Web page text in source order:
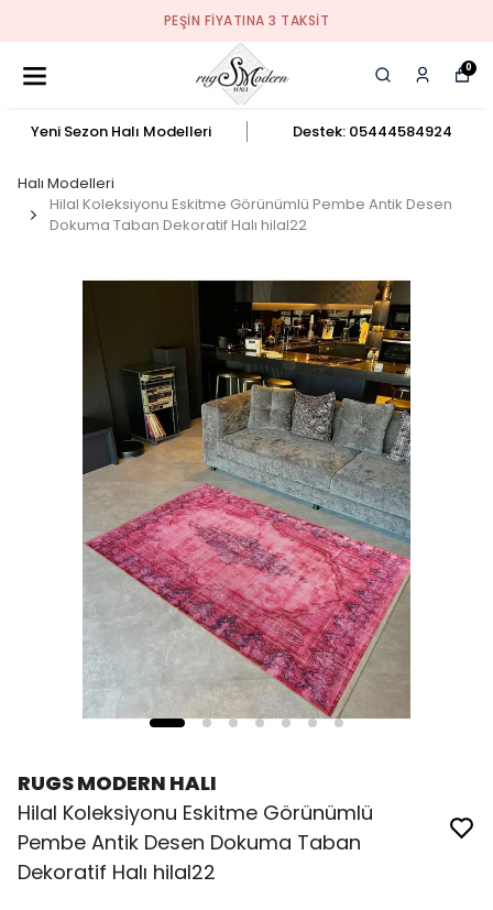
PEŞIN FIYATINA 3 TAKSIT
0
Yeni Sezon Halı Modelleri Destek: 05444584924
Halı Modelleri
Hilal Koleksiyonu Eskitme Görünümlü Pembe Antik Desen
Dokuma Taban Dekoratif Halı hilal22
RUGS MODERN HALI
Hilal Koleksiyonu Eskitme Görünümlü
Pembe Antik Desen Dokuma Taban
Dekoratif Halı hilal22